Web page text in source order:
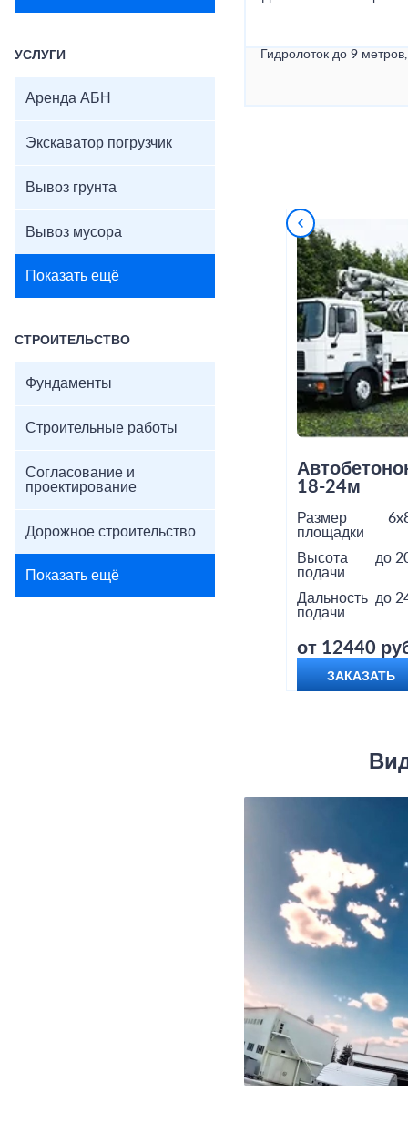
УСЛУГИ
Аренда АБН
Экскаватор погрузчик
Вывоз грунта
Вывоз мусора
Показать ещё
СТРОИТЕЛЬСТВО
Фундаменты
Строительные работы
Согласование и
проектирование
Дорожное строительство
Показать ещё
Гидролоток до 9
18-24м
Размер
площадки
Высота
подачи
до
Дальность
подачи
до
от 12440
ЗАКАЗАТЬ